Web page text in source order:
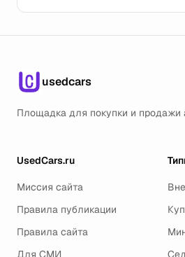
usedcars
Площадка для покупки и продажи
UsedCars.ru
Миссия сайта
Правила публикации
Правила сайта
Для СМИ